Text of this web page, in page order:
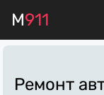
M911
Ремонт